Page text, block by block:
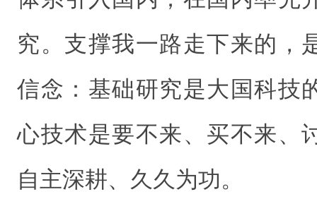
究。支撑我一路走下来的，
信念：基础研究是大国科技
心技术是要不来、买不来、
自主深耕、久久为功。